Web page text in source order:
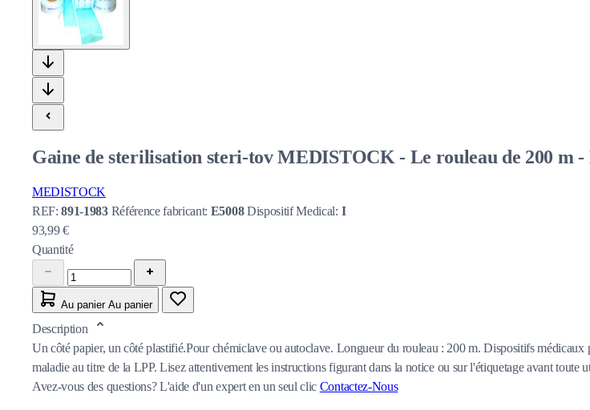
Gaine de sterilisation steri-tov MEDISTOCK - Le rouleau de 200 m
MEDISTOCK
REF:891-1983 Référence fabricant: E5008Dispositif Medical: I
93,99 €
Quantité
Au panier Au panier
Description
Un côté papier, un côté plastifié.Pour chémiclave ou autoclave. Longueur du rouleau : 200 m. Dispositifs médicaux
maladie au titre de la LPP. Lisez attentivement les instructions figurant dans la notice ou sur l'étiquetage avant toute
Avez-vous des questions?L'aide d'un expert en un seul clic Contactez-Nous